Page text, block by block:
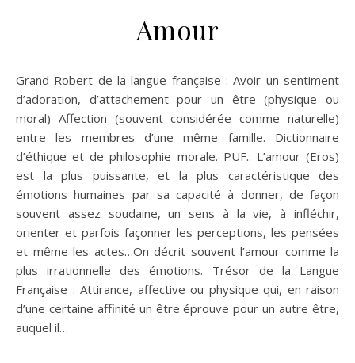
Amour
Grand Robert de la langue française : Avoir un sentiment
d’adoration, d’attachement pour un être (physique ou
moral) Affection (souvent considérée comme naturelle)
entre les membres d’une même famille. Dictionnaire
d’éthique et de philosophie morale. PUF.: L’amour (Eros)
est la plus puissante, et la plus caractéristique des
émotions humaines par sa capacité à donner, de façon
souvent assez soudaine, un sens à la vie, à infléchir,
orienter et parfois façonner les perceptions, les pensées
et même les actes…On décrit souvent l’amour comme la
plus irrationnelle des émotions. Trésor de la Langue
Française : Attirance, affective ou physique qui, en raison
d’une certaine affinité un être éprouve pour un autre être,
auquel il…